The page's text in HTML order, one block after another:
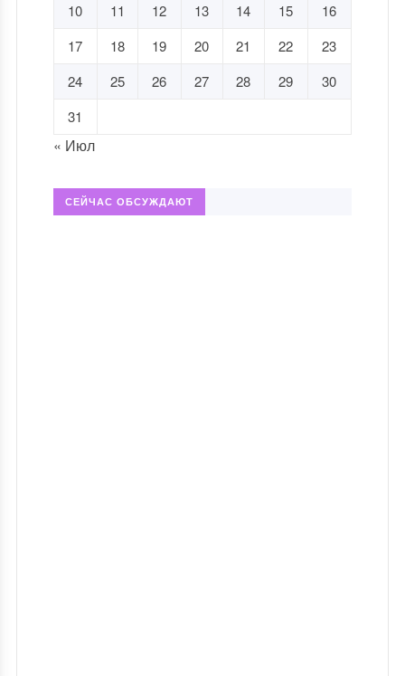
10 11 12 13 14 15
16
17
18 19 20 21 22
23
24
25 26 27 28 29
30
31
« Июл
СЕЙЧАС ОБСУЖДАЮТ